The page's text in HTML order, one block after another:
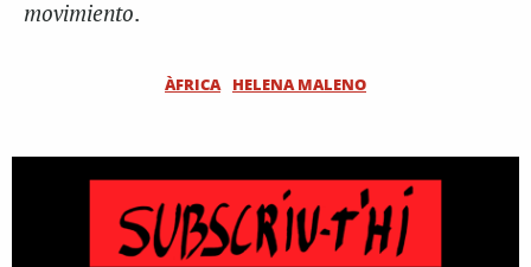
movimiento.
ÀFRICA HELENA MALENO